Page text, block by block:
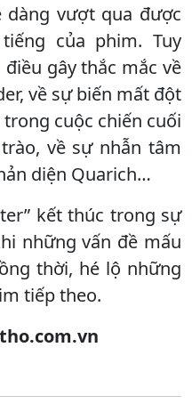
dàng vượt qua được
của phim. Tuy
gây thắc mắc về
về sự biến mất đột
cuộc chiến cuối
về sự nhẫn tâm
diện Quarich…
kết thúc trong sự
những vấn đề mấu
thời, hé lộ những
tiếp theo.